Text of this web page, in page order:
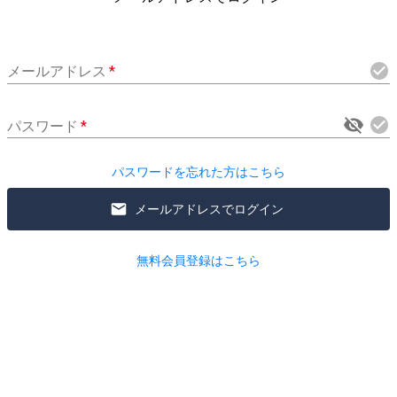
メールアドレス *
パスワード *
パスワードを忘れた方はこちら
メールアドレスでログイン
無料会員登録はこちら